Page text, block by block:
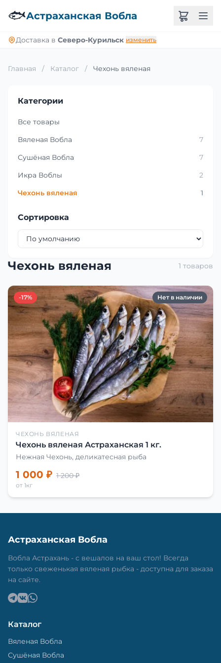
🐟Астраханская Вобла
Доставка в Северо-Курильск изменить
Главная / Каталог / Чехонь вяленая
Категории
Все товары
Вяленая Вобла
7
Сушёная Вобла
7
Икра Воблы
2
Чехонь вяленая
1
Сортировка
Чехонь вяленая 1 товаров
-17% Нет в наличии
ЧЕХОНЬ ВЯЛЕНАЯ
Чехонь вяленая Астраханская 1 кг.
Нежная Чехонь, деликатесная рыба
1 000 ₽ 1 200 ₽
от 1кг
Астраханская Вобла
Вобла Астрахань - с вешалов на ваш стол! Всегда
только свеженькая вяленая рыбка - доступна для заказа
на сайте.
Каталог
Вяленая Вобла
Сушёная Вобла